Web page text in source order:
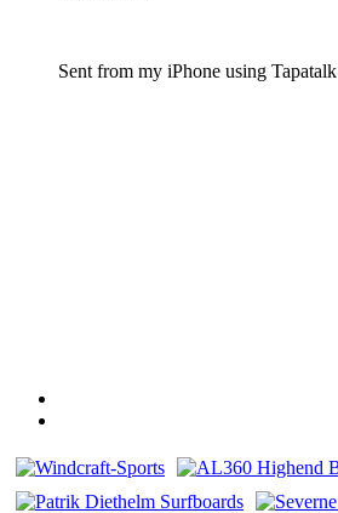
Sent from my iPhone using Tapatalk